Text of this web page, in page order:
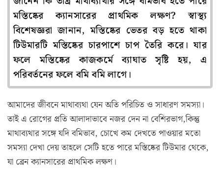
মস্তিষ্কের ক্যানসারের প্রাথমিক লক্ষণ? স্বাস্থ্য
বিশেষজ্ঞরা জানান, মস্তিষ্কের ভেতর বড় হতে থাকা
টিউমারটি মস্তিষ্কের চারপাশে চাপ তৈরি করে। যার
ফলে মস্তিষ্কের কাজকর্মে ব্যাঘাত সৃষ্টি হয়, এ
পরিবর্তনের ফলে বমি বমি লাগে।
আমাদের জীবনে মাথাব্যথা যেন অতি পরিচিত ও সাধারণ সমস্যা।
তাই এ রোগের প্রতি আলাদাভাবে নজর দেন না বেশিরভাগ,কিন্তু
মাথাব্যথার সঙ্গে যদি বমিভাব, চোখে কম দেখতে পাওয়ার মতো
সমস্যা দেখা দেয় তাহলে সেটি হতে পারে মস্তিষ্কের টিউমার থেকে,
যা ব্রেন ক্যানসারের প্রাথমিক লক্ষণ।